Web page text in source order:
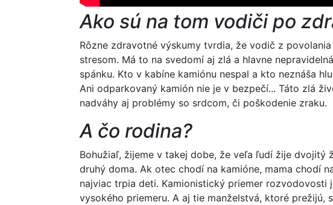
Ako sú na tom vodiči po
Rôzne zdravotné výskumy tvrdia, že vodič z
stresom. Má to na svedomí aj zlá a hlavne
spánku. Kto v kabíne kamiónu nespal a kto neznáša
Ani odparkovaný kamión nie je v bezpečí... Táto zlá
nadváhy aj problémy so srdcom, či poškodenie zraku.
A čo rodina?
Bohužiaľ, žijeme v takej dobe, že veľa ľudí žije dvojitý
druhý doma. Ak otec chodí na kamióne, mama chodí
najviac trpia deti. Kamionistický priemer rozvodovosti
vysokého priemeru. A aj tie manželstvá, ktoré prežijú,